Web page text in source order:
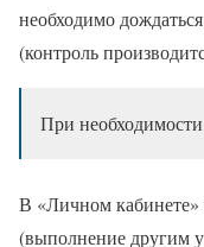
необходимо
(контроль
При необходимости
В «Личном кабинете»
(выполнение другим